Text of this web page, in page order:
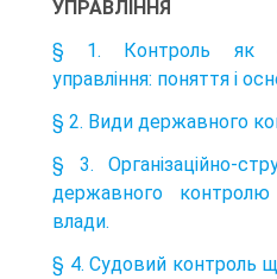
УПРАВЛІННЯ
§ 1. Контроль як
управління: поняття і
§ 2. Види державного
§ 3. Організаційно-
державного
влади.
§ 4. Судовий контроль